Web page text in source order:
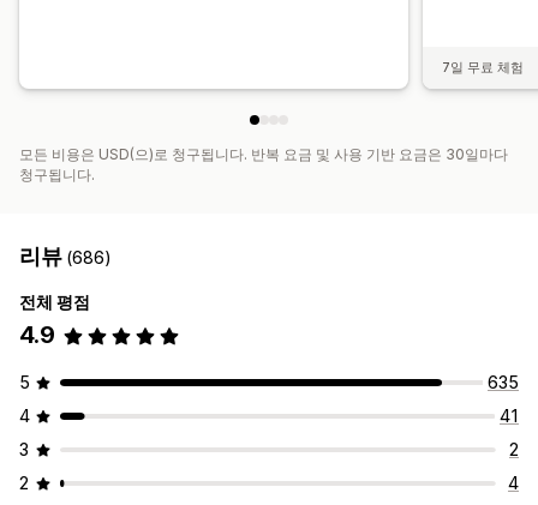
7일 무료 체험
모든 비용은 USD(으)로 청구됩니다. 반복 요금 및 사용 기반 요금은 30일마다
청구됩니다.
리뷰 (686)
전체 평점
4.9
5
635
4
41
3
2
2
4